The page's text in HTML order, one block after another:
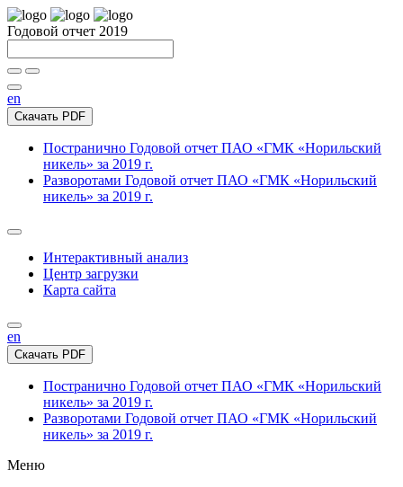
Годовой отчет 2019
en
Скачать PDF
Постранично Годовой отчет ПАО «ГМК «Норильский
никель» за 2019 г.
Разворотами Годовой отчет ПАО «ГМК «Норильский
никель» за 2019 г.
Интерактивный анализ
Центр загрузки
Карта сайта
en
Скачать PDF
Постранично Годовой отчет ПАО «ГМК «Норильский
никель» за 2019 г.
Разворотами Годовой отчет ПАО «ГМК «Норильский
никель» за 2019 г.
Меню